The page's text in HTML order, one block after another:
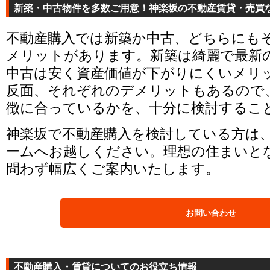
新築・中古物件を多数ご用意！神楽坂の不動産賃貸・売買
不動産購入では新築か中古、どちらにも
メリットがあります。新築は綺麗で最新
中古は安く資産価値が下がりにくいメリ
反面、それぞれのデメリットもあるの
徴に合っているかを、十分に検討するこ
神楽坂で不動産購入を検討している方は
ームへお越しください。理想の住まいと
問わず幅広くご案内いたします。
お問い合わせ
不動産購入・賃貸についてのお役立ち情報